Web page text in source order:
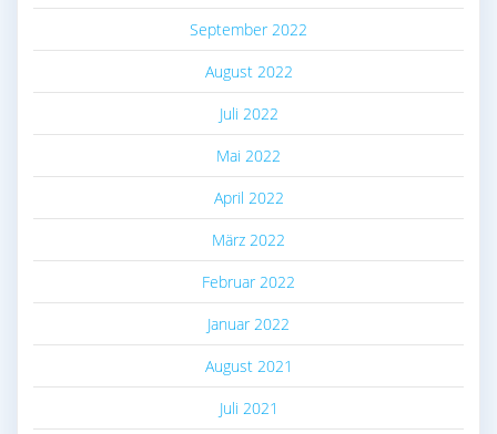
September 2022
August 2022
Juli 2022
Mai 2022
April 2022
März 2022
Februar 2022
Januar 2022
August 2021
Juli 2021